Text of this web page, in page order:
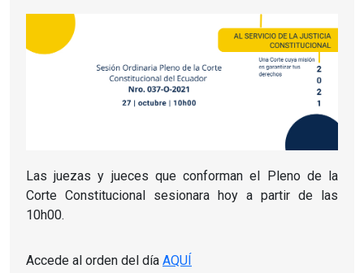
Las juezas y jueces que conforman el Pleno de la
Corte Constitucional sesionara hoy a partir de las
10h00.
Accede al orden del día AQUÍ